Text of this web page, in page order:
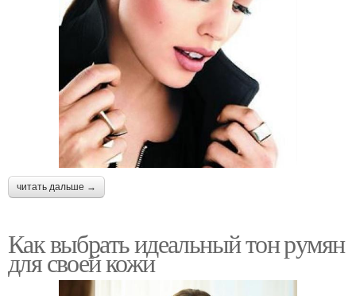
читать дальше →
Как выбрать идеальный тон румян
для своей кожи